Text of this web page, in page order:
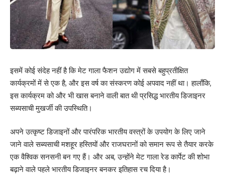
इसमें कोई संदेह नहीं है कि मेट गाला फैशन उद्योग में सबसे बहुप्रतीक्षित
कार्यक्रमों में से एक है, और इस वर्ष का संस्करण कोई अपवाद नहीं था। हालाँकि,
इस कार्यक्रम को और भी खास बनाने वाली बात थी प्रसिद्ध भारतीय डिजाइनर
सब्यसाची मुखर्जी की उपस्थिति।
अपने उत्कृष्ट डिजाइनों और पारंपरिक भारतीय वस्त्रों के उपयोग के लिए जाने
जाने वाले सब्यसाची मशहूर हस्तियों और राजघरानों को समान रूप से तैयार करके
एक वैश्विक सनसनी बन गए हैं। और अब, उन्होंने मेट गाला रेड कार्पेट की शोभा
बढ़ाने वाले पहले भारतीय डिजाइनर बनकर इतिहास रच दिया है।